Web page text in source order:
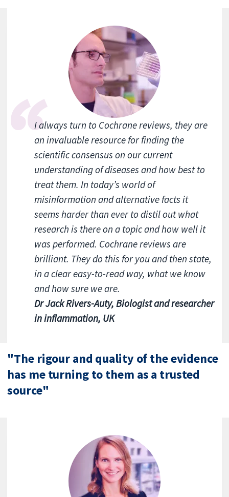
I always turn to Cochrane reviews, they are
an invaluable resource for finding the
scientific consensus on our current
understanding of diseases and how best to
treat them. In today’s world of
misinformation and alternative facts it
seems harder than ever to distil out what
research is there on a topic and how well it
was performed. Cochrane reviews are
brilliant. They do this for you and then state,
in a clear easy-to-read way, what we know
and how sure we are.
Dr Jack Rivers-Auty, Biologist and researcher
in inflammation, UK
"The rigour and quality of the evidence
has me turning to them as a trusted
source"